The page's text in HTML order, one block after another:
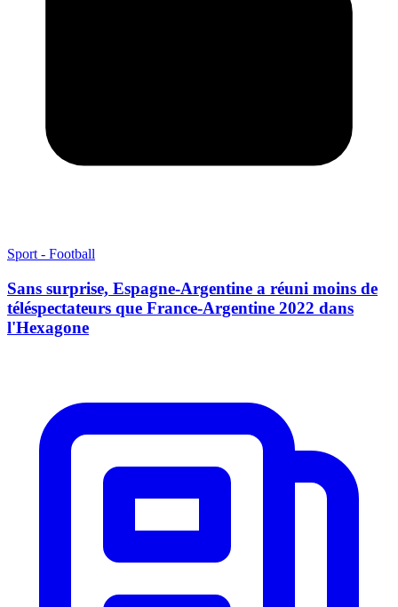
Sport - Football
Sans surprise, Espagne-Argentine a réuni moins de
téléspectateurs que France-Argentine 2022 dans
l'Hexagone